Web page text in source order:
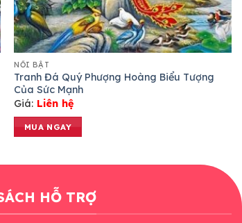
NỔI BẬT
Tranh Đá Quý Phượng Hoàng Biểu Tượng
Của Sức Mạnh
Giá: Liên hệ
MUA NGAY
HỖ TRỢ